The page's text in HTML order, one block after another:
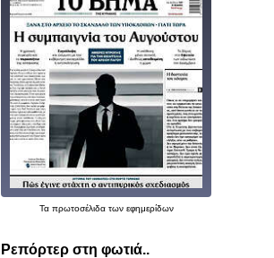
Τα πρωτοσέλιδατων εφημερίδων
Ρεπόρτερ στη φωτιά..